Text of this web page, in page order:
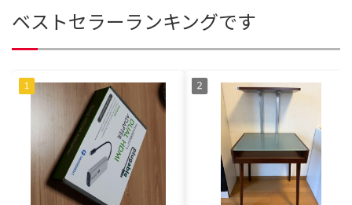
ベストセラーランキングです